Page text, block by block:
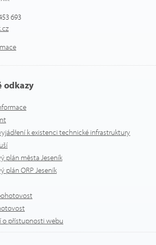
693
odkazy
k existenci technické infrastruktury
plán města Jeseník
plán ORP Jeseník
o přístupnosti webu